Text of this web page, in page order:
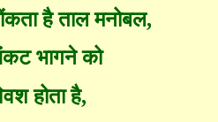
है ताल मनोबल,
भागने को
होता है,